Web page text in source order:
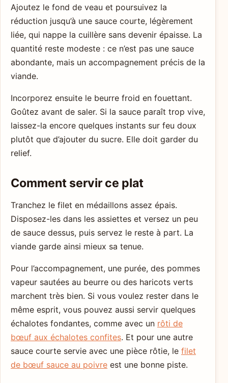
Ajoutez le fond de veau et poursuivez la
réduction jusqu’à une sauce courte, légèrement
liée, qui nappe la cuillère sans devenir épaisse. La
quantité reste modeste : ce n’est pas une sauce
abondante, mais un accompagnement précis de la
viande.
Incorporez ensuite le beurre froid en fouettant.
Goûtez avant de saler. Si la sauce paraît trop vive,
laissez-la encore quelques instants sur feu doux
plutôt que d’ajouter du sucre. Elle doit garder du
relief.
Comment servir ce plat
Tranchez le filet en médaillons assez épais.
Disposez-les dans les assiettes et versez un peu
de sauce dessus, puis servez le reste à part. La
viande garde ainsi mieux sa tenue.
Pour l’accompagnement, une purée, des pommes
vapeur sautées au beurre ou des haricots verts
marchent très bien. Si vous voulez rester dans le
même esprit, vous pouvez aussi servir quelques
échalotes fondantes, comme avec un rôti de
bœuf aux échalotes confites. Et pour une autre
sauce courte servie avec une pièce rôtie, le filet
de bœuf sauce au poivre est une bonne piste.